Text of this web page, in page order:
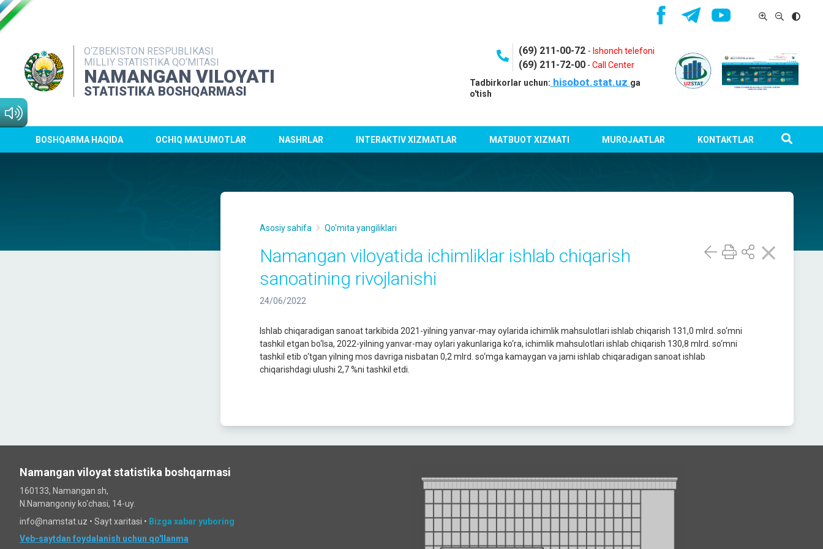
O‘ZBEKISTON RESPUBLIKASI
MILLIY STATISTIKA QO‘MITASI
NAMANGAN VILOYATI
STATISTIKA BOSHQARMASI
(69) 211-00-72 - Ishonch telefoni
(69) 211-72-00- Call Center
Tadbirkorlar uchun: hisobot.stat.uz ga
o'tish
BOSHQARMA HAQIDA OCHIQ MA'LUMOTLAR NASHRLAR INTERAKTIV XIZMATLAR MATBUOT XIZMATI MUROJAATLAR KONTAKTLAR
Asosiy sahifa Qo'mita yangiliklari
Namangan viloyatida ichimliklar ishlab chiqarish
sanoatining rivojlanishi
24/06/2022
Ishlab chiqaradigan sanoat tarkibida 2021-yilning yanvar-may oylarida ichimlik mahsulotlari ishlab chiqarish 131,0 mlrd. so‘mni
tashkil etgan bo‘lsa, 2022-yilning yanvar-may oylari yakunlariga ko‘ra, ichimlik mahsulotlari ishlab chiqarish 130,8 mlrd. so‘mni
tashkil etib o‘tgan yilning mos davriga nisbatan 0,2 mlrd. so‘mga kamaygan va jami ishlab chiqaradigan sanoat ishlab
chiqarishdagi ulushi 2,7 %ni tashkil etdi.
Namangan viloyat statistika boshqarmasi
160133, Namangan sh,
N.Namangoniy ko'chasi, 14-uy.
info@namstat.uz • Sayt xaritasi • Bizga xabar yuboring
Veb-saytdan foydalanish uchun qo'llanma